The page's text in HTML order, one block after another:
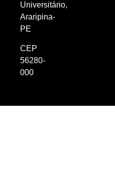
Universitário,
Araripina-
PE
CEP
56280-
000